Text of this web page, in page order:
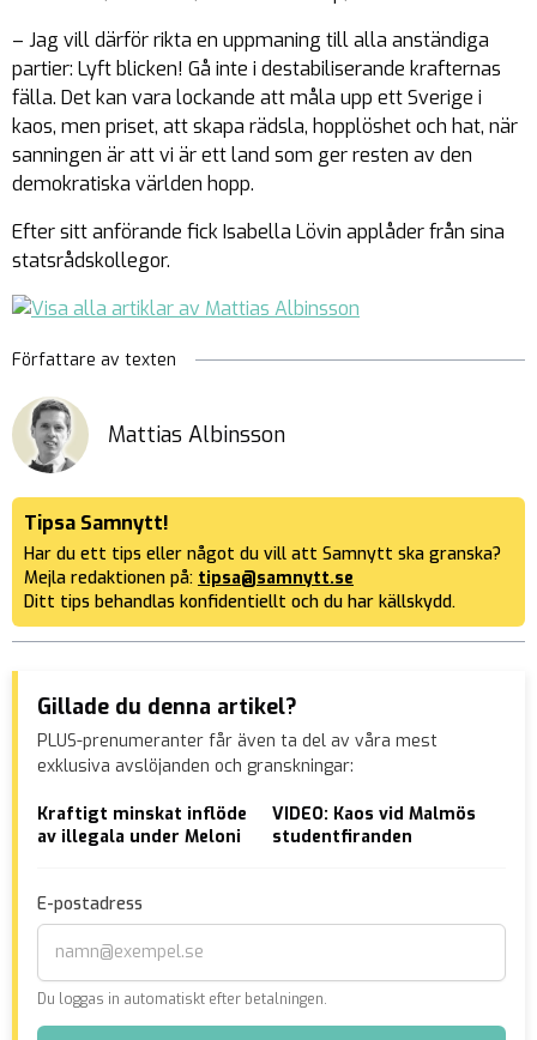
– Jag vill därför rikta en uppmaning till alla anständiga
partier: Lyft blicken! Gå inte i destabiliserande krafternas
fälla. Det kan vara lockande att måla upp ett Sverige i
kaos, men priset, att skapa rädsla, hopplöshet och hat, när
sanningen är att vi är ett land som ger resten av den
demokratiska världen hopp.
Efter sitt anförande fick Isabella Lövin applåder från sina
statsrådskollegor.
Författare av texten
Mattias Albinsson
Tipsa Samnytt!
Har du ett tips eller något du vill att Samnytt ska granska?
Mejla redaktionen på: tipsa@samnytt.se
Ditt tips behandlas konfidentiellt och du har källskydd.
Gillade du denna artikel?
PLUS-prenumeranter får även ta del av våra mest
exklusiva avslöjanden och granskningar:
Kraftigt minskat inflöde
av illegala under Meloni
VIDEO: Kaos vid Malmös
studentfiranden
E-postadress
Du loggas in automatiskt efter betalningen.